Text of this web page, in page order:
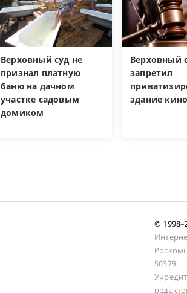
Верховный суд не
признал платную
баню на дачном
участке садовым
домиком
Верховный
запретил
здание
©
50379.